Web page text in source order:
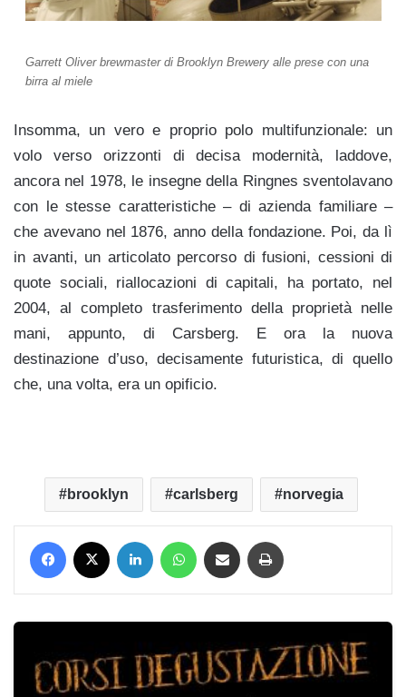
Garrett Oliver brewmaster di Brooklyn Brewery alle prese con una
birra al miele
Insomma, un vero e proprio polo multifunzionale: un
volo verso orizzonti di decisa modernità, laddove,
ancora nel 1978, le insegne della Ringnes sventolavano
con le stesse caratteristiche – di azienda familiare –
che avevano nel 1876, anno della fondazione. Poi, da lì
in avanti, un articolato percorso di fusioni, cessioni di
quote sociali, riallocazioni di capitali, ha portato, nel
2004, al completo trasferimento della proprietà nelle
mani, appunto, di Carsberg. E ora la nuova
destinazione d’uso, decisamente futuristica, di quello
che, una volta, era un opificio.
brooklyn carlsberg norvegia
Facebook LinkedIn WhatsApp Condividi via mail